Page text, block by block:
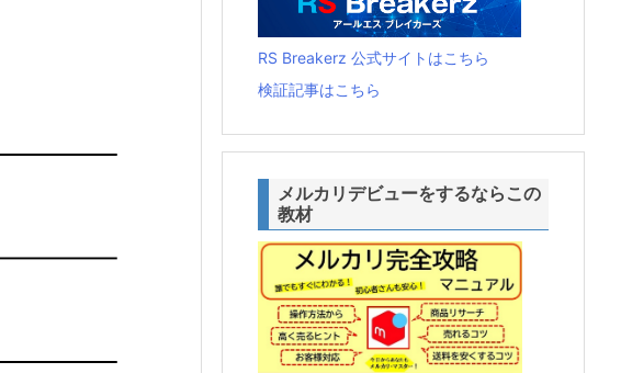
RS Breakerz 公式サイトはこちら
検証記事はこちら
メルカリデビューをするならこの
教材